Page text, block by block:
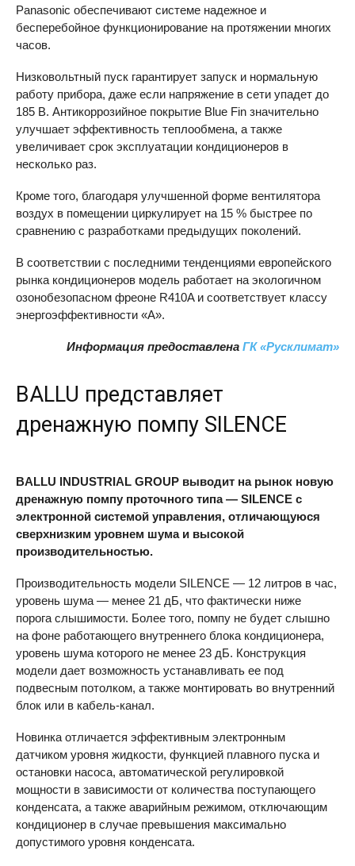
Panasonic обеспечивают системе надежное и
бесперебойное функционирование на протяжении многих
часов.
Низковольтный пуск гарантирует запуск и нормальную
работу прибора, даже если напряжение в сети упадет до
185 В. Антикоррозийное покрытие Blue Fin значительно
улучшает эффективность теплообмена, а также
увеличивает срок эксплуатации кондиционеров в
несколько раз.
Кроме того, благодаря улучшенной форме вентилятора
воздух в помещении циркулирует на 15 % быстрее по
сравнению с разработками предыдущих поколений.
В соответствии с последними тенденциями европейского
рынка кондиционеров модель работает на экологичном
озонобезопасном фреоне R410A и соответствует классу
энергоэффективности «А».
Информация предоставлена ГК «Русклимат»
BALLU представляет
дренажную помпу SILENCE
BALLU INDUSTRIAL GROUP выводит на рынок новую
дренажную помпу проточного типа — SILENCE с
электронной системой управления, отличающуюся
сверхнизким уровнем шума и высокой
производительностью.
Производительность модели SILENCE — 12 литров в час,
уровень шума — менее 21 дБ, что фактически ниже
порога слышимости. Более того, помпу не будет слышно
на фоне работающего внутреннего блока кондиционера,
уровень шума которого не менее 23 дБ. Конструкция
модели дает возможность устанавливать ее под
подвесным потолком, а также монтировать во внутренний
блок или в кабель-канал.
Новинка отличается эффективным электронным
датчиком уровня жидкости, функцией плавного пуска и
остановки насоса, автоматической регулировкой
мощности в зависимости от количества поступающего
конденсата, а также аварийным режимом, отключающим
кондиционер в случае превышения максимально
допустимого уровня конденсата.